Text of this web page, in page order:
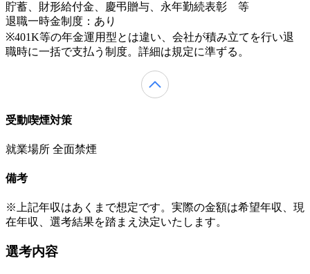
貯蓄、財形給付金、慶弔贈与、永年勤続表彰 等
退職一時金制度：あり
※401K等の年金運用型とは違い、会社が積み立てを行い退
職時に一括で支払う制度。詳細は規定に準ずる。
受動喫煙対策
就業場所 全面禁煙
備考
※上記年収はあくまで想定です。実際の金額は希望年収、現
在年収、選考結果を踏まえ決定いたします。
選考内容